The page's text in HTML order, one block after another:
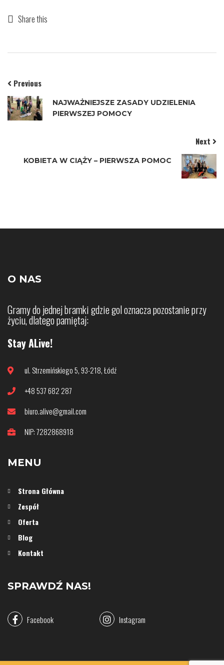
Share this
Previous
NAJWAŻNIEJSZE ZASADY UDZIELENIA
PIERWSZEJ POMOCY
Next
KOBIETA W CIĄŻY – PIERWSZA POMOC
O NAS
Gramy do jednej bramki gdzie gol oznacza pozostanie przy
życiu, dlatego pamiętaj:
Stay ALive!
ul. Strzemińskiego 5, 93-218, Łódź
+48 537 682 287
biuro.alive@gmail.com
NIP: 7282868918
MENU
Strona Główna
Zespół
Oferta
Blog
Kontakt
SPRAWDŹ NAS!
Facebook Instagram